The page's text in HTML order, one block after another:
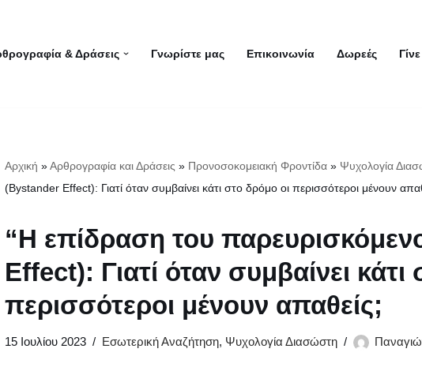
& Δράσεις Γνωρίστε μας Επικοινωνία Δωρεές
Αρχική »Αρθρογραφία και Δράσεις » Προνοσοκομειακή Φροντίδα » Ψυχολογία
(Bystander Effect): Γιατί όταν συμβαίνει κάτι στο δρόμο οι περισσότεροι μένουν
“Η επίδραση του
Effect): Γιατί όταν συμβαίνει
περισσότεροι μένουν απαθείς;
15 Ιουλίου 2023 Εσωτερική Αναζήτηση, Ψυχολογία Διασώστη